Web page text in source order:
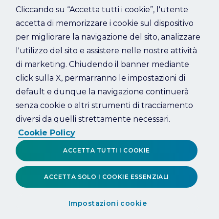
Refresh
Cliccando su “Accetta tutti i cookie”, l'utente
accetta di memorizzare i cookie sul dispositivo
per migliorare la navigazione del sito, analizzare
l'utilizzo del sito e assistere nelle nostre attività
di marketing. Chiudendo il banner mediante
click sulla X, permarranno le impostazioni di
default e dunque la navigazione continuerà
senza cookie o altri strumenti di tracciamento
diversi da quelli strettamente necessari.
Cookie Policy
Impostazioni cookie
ACCETTA SOLO I COOKIE ESSENZIALI
ACCETTA TUTTI I COOKIE